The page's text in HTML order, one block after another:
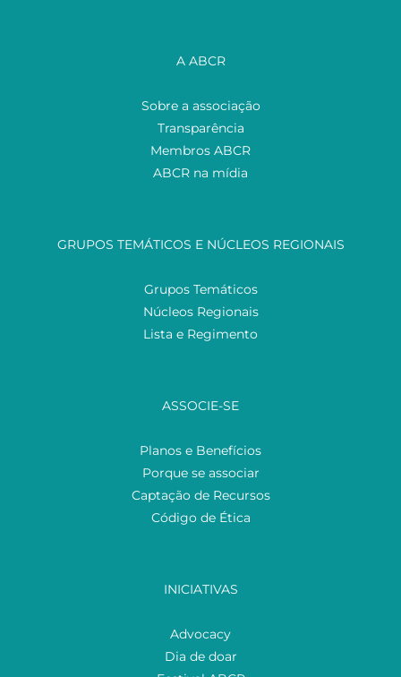
A ABCR
Sobre a associação
Transparência
Membros ABCR
ABCR na mídia
GRUPOS TEMÁTICOS E NÚCLEOS REGIONAIS
Grupos Temáticos
Núcleos Regionais
Lista e Regimento
ASSOCIE-SE
Planos e Benefícios
Porque se associar
Captação de Recursos
Código de Ética
INICIATIVAS
Advocacy
Dia de doar